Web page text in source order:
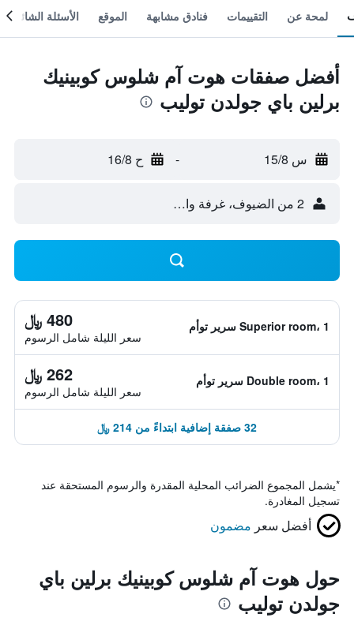
لمحة عن التقييمات فنادق مشابهة الموقع الأسئلة الشائعة
أفضل صفقات هوت آم شلوس كوبينيك
برلين باي جولدن توليب
س 15/8 - ح 16/8
2 من الضيوف، غرفة واحدة
Superior room، 1 سرير توأم 480 ﷼
سعر الليلة شامل الرسوم
Double room، 1 سرير توأم 262 ﷼
سعر الليلة شامل الرسوم
32 صفقة إضافية ابتداءً من 214 ﷼
*يشمل المجموع الضرائب المحلية المقدرة والرسوم المستحقة عند
تسجيل المغادرة.
أفضل سعر مضمون
حول هوت آم شلوس كوبينيك برلين باي
جولدن توليب